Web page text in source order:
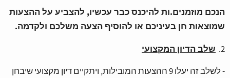
הנכם מוזמנים.ות להיכנס כבר עכשיו, להצביע על ההצעות
שמוצאות חן בעיניכם או להוסיף הצעה משלכם ולקדמה.
2. שלב הדיון המקצועי
- לשלב זה יעלו 9 ההצעות המובילות, ויתקיים דיון מקצועי שיבחן